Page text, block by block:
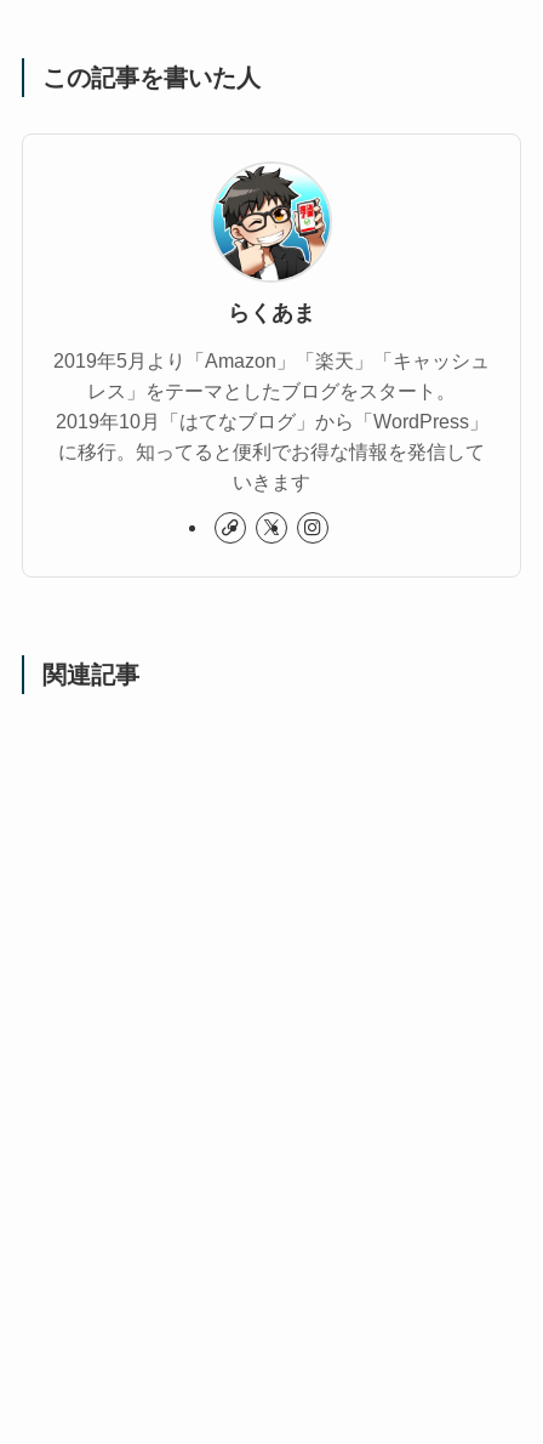
この記事を書いた人
らくあま
2019年5月より「Amazon」「楽天」「キャッシュ
レス」をテーマとしたブログをスタート。
2019年10月「はてなブログ」から「WordPress」
に移行。知ってると便利でお得な情報を発信して
いきます
関連記事